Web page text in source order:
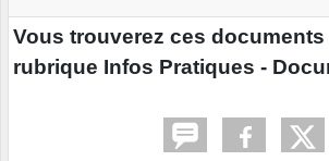
Vous trouverez ces
rubrique Infos Pratiques -